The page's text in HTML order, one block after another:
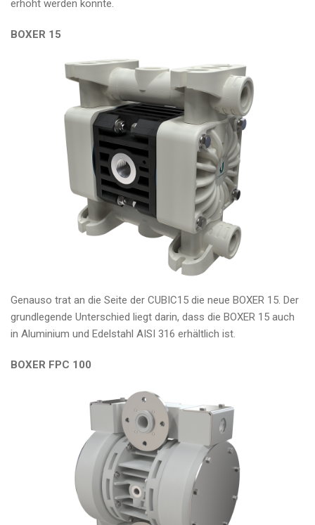
erhöht werden konnte.
BOXER 15
Genauso trat an die Seite der CUBIC15 die neue BOXER 15. Der
grundlegende Unterschied liegt darin, dass die BOXER 15 auch
in Aluminium und Edelstahl AISI 316 erhältlich ist.
BOXER FPC 100